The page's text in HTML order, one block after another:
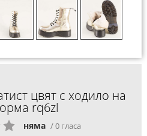
цвят с ходило на
rq6zl
няма / 0 гласа